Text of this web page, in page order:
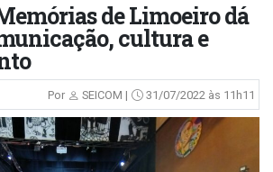
de Limoeiro dá
cultura e
Por SEICOM | 31/07/2022 às 11h11